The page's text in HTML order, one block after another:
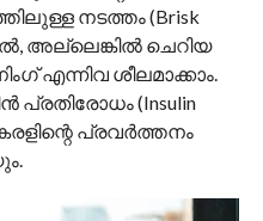
നടത്തം (Brisk
അല്ലെങ്കിൽ ചെറിയ
എന്നിവ ശീലമാക്കാം.
(Insulin
പ്രവർത്തനം